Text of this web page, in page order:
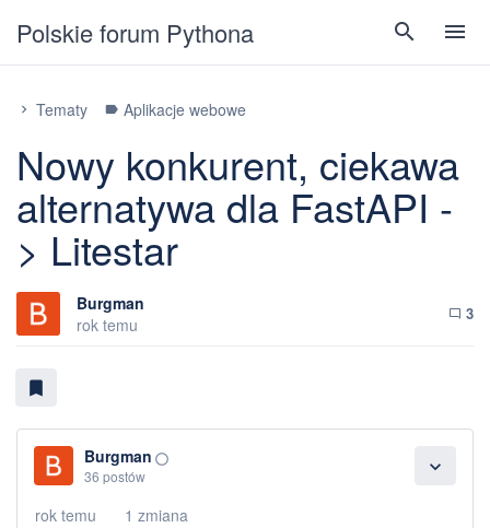
Polskie forum Pythona search menu
chevron_right Tematy label Aplikacje webowe
Nowy konkurent, ciekawa
alternatywa dla FastAPI -
> Litestar
Burgman
rok temu
chat_bubble_outline 3
bookmark
expand_more
Burgman panorama_fish_eye
36 postów
rok temu 1 zmiana